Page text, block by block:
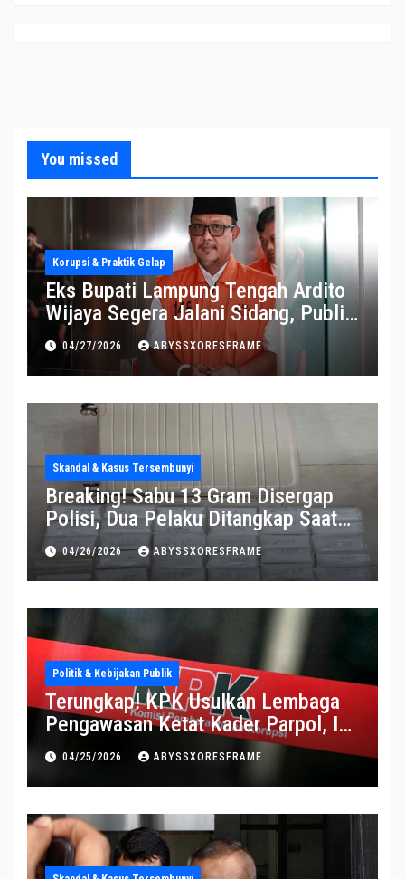
You missed
Korupsi & Praktik Gelap
Eks Bupati Lampung Tengah Ardito
Wijaya Segera Jalani Sidang, Publik
Soroti Perkembangannya
04/27/2026 ABYSSXORESFRAME
Skandal & Kasus Tersembunyi
Breaking! Sabu 13 Gram Disergap
Polisi, Dua Pelaku Ditangkap Saat
Operasi Berlangsung Di Tempat
04/26/2026 ABYSSXORESFRAME
Politik & Kebijakan Publik
Terungkap! KPK Usulkan Lembaga
Pengawasan Ketat Kader Parpol, Ini
Alasannya
04/25/2026 ABYSSXORESFRAME